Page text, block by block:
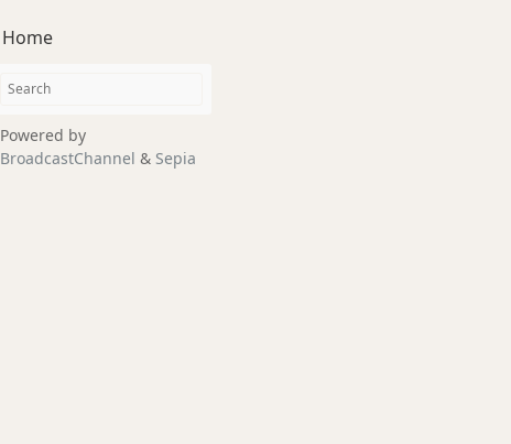
Home
Powered by
BroadcastChannel & Sepia